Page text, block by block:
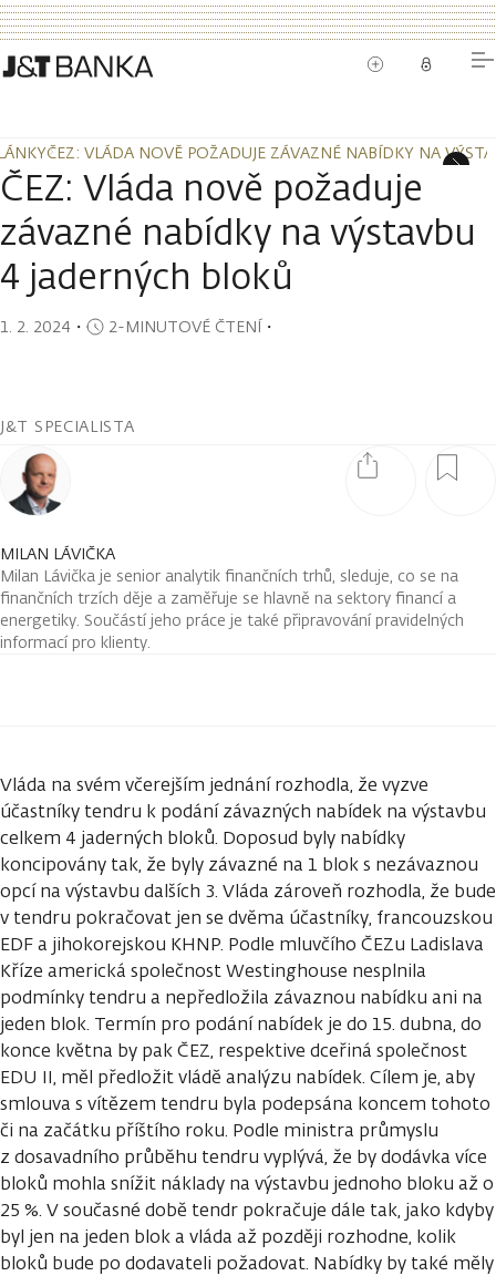
ČEZ: VLÁDA NOVĚ POŽADUJE ZÁVAZNÉ NABÍDKY NA
ČEZ: VLÁDA NOVĚ POŽADUJE ZÁVAZNÉ NABÍDKY NA
ČEZ: Vláda nově požaduje
závazné nabídky na výstavbu
4 jaderných bloků
1. 2. 2024 ・ 2-MINUTOVÉ ČTENÍ・
J&T SPECIALISTA
MILAN LÁVIČKA
Milan Lávička je senior analytik finančních trhů, sleduje, co se na
finančních trzích děje a zaměřuje se hlavně na sektory financí a
energetiky. Součástí jeho práce je také připravování pravidelných
informací pro klienty.
Vláda na svém včerejším jednání rozhodla, že vyzve
účastníky tendru k podání závazných nabídek na výstavbu
celkem 4 jaderných bloků. Doposud byly nabídky
koncipovány tak, že byly závazné na 1 blok s nezávaznou
opcí na výstavbu dalších 3. Vláda zároveň rozhodla, že bude
v tendru pokračovat jen se dvěma účastníky, francouzskou
EDF a jihokorejskou KHNP. Podle mluvčího ČEZu Ladislava
Kříze americká společnost Westinghouse nesplnila
podmínky tendru a nepředložila závaznou nabídku ani na
jeden blok. Termín pro podání nabídek je do 15. dubna, do
konce května by pak ČEZ, respektive dceřiná společnost
EDU II, měl předložit vládě analýzu nabídek. Cílem je, aby
smlouva s vítězem tendru byla podepsána koncem tohoto
či na začátku příštího roku. Podle ministra průmyslu
z dosavadního průběhu tendru vyplývá, že by dodávka více
bloků mohla snížit náklady na výstavbu jednoho bloku až o
25 %. V současné době tendr pokračuje dále tak, jako kdyby
byl jen na jeden blok a vláda až později rozhodne, kolik
bloků bude po dodavateli požadovat. Nabídky by také měly